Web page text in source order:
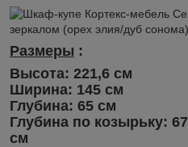
Размеры :
Высота: 221,6 см
Ширина: 145 см
Глубина: 65 см
Глубина по козырьку: 67
см